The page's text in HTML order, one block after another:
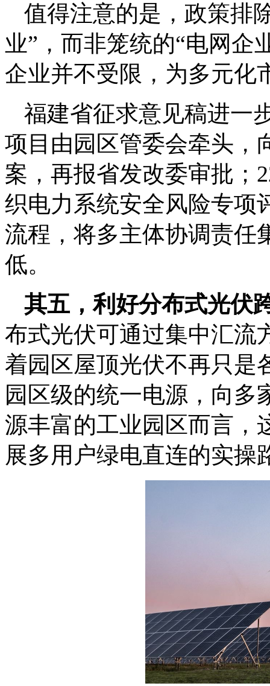
值得注意的是，政策排
业”，而非笼统的“电网
企业并不受限，为多元化
福建省征求意见稿进一
项目由园区管委会牵头，
案，再报省发改委审批；
织电力系统安全风险专
流程，将多主体协调责任
低。
其五，利好分布式光伏
布式光伏可通过集中汇流
着园区屋顶光伏不再只是
园区级的统一电源，向多
源丰富的工业园区而言，
展多用户绿电直连的实操